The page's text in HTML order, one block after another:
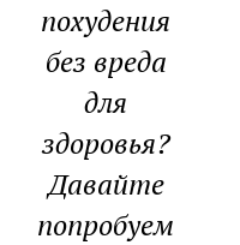
похудения
без вреда
для
здоровья?
Давайте
попробуем